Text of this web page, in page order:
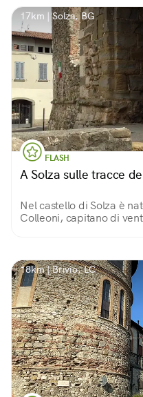
17km | Solza, BG
FLASH
A Solza sulle tracce
Nel castello di Solza è
Colleoni, capitano di
18km | Brivio, LC